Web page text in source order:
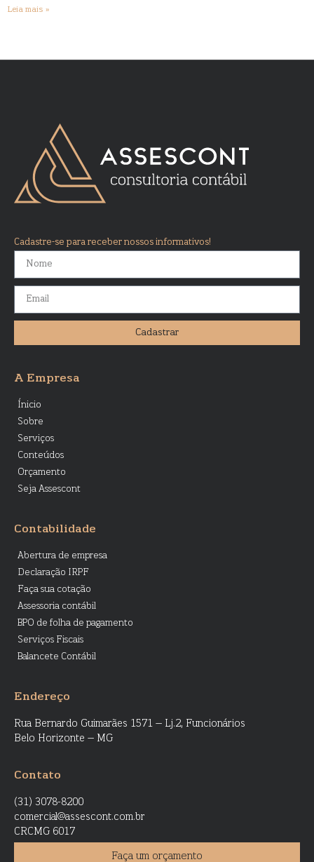
Leia mais »
Cadastre-se para receber nossos informativos!
Cadastrar
A Empresa
Ínicio
Sobre
Serviços
Conteúdos
Orçamento
Seja Assescont
Contabilidade
Abertura de empresa
Declaração IRPF
Faça sua cotação
Assessoria contábil
BPO de folha de pagamento
Serviços Fiscais
Balancete Contábil
Endereço
Rua Bernardo Guimarães 1571 – Lj.2, Funcionários
Belo Horizonte – MG
Contato
(31) 3078-8200
comercial@assescont.com.br
CRCMG 6017
Faça um orçamento